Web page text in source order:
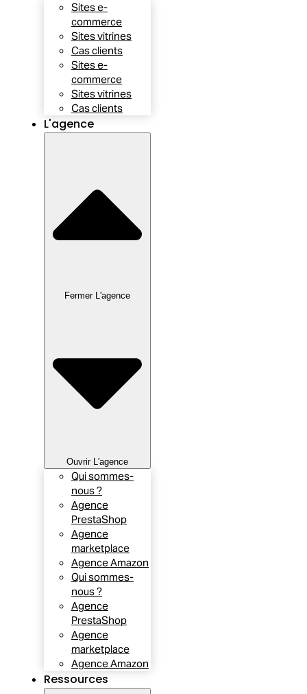
Sites e-
commerce
Sites vitrines
Cas clients
Sites e-
commerce
Sites vitrines
Cas clients
L'agence
Fermer L'agence
Ouvrir L'agence
Qui sommes-
nous ?
Agence
PrestaShop
Agence
marketplace
Agence Amazon
Qui sommes-
nous ?
Agence
PrestaShop
Agence
marketplace
Agence Amazon
Ressources